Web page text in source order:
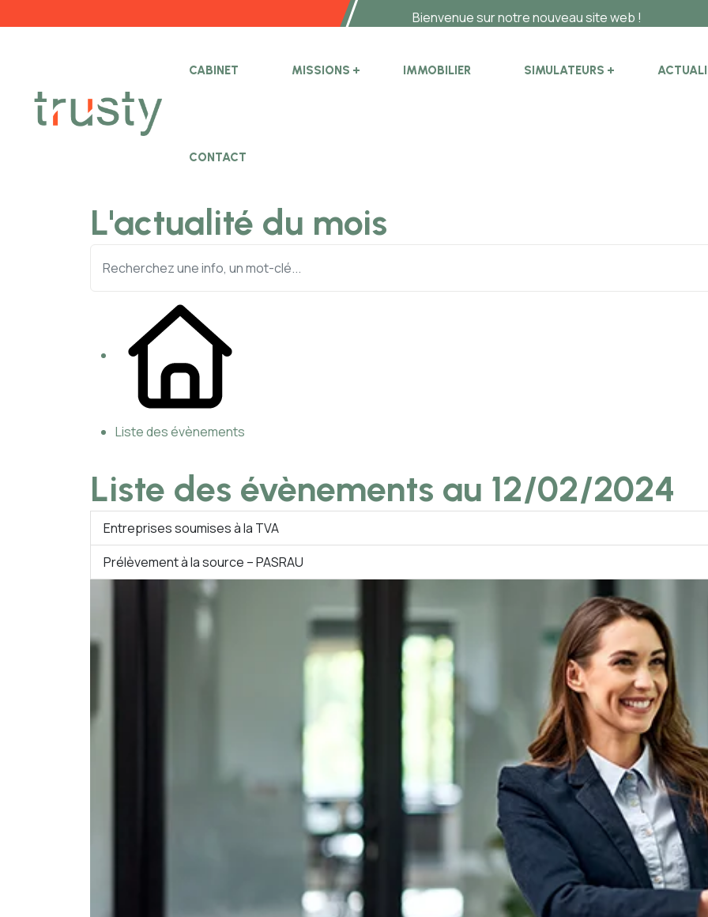
Bienvenue sur notre nouveau site web !
CABINET MISSIONS IMMOBILIER SIMULATEURS
CONTACT
L'actualité du mois
Liste des évènements
Liste des évènements au 12/02/2024
Entreprises soumises à la TVA
Prélèvement à la source – PASRAU